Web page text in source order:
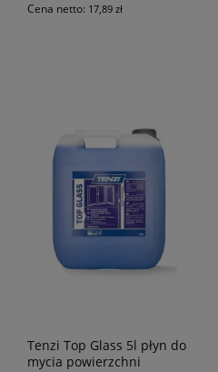
Cena netto: 17,89 zł
Tenzi Top Glass 5l płyn do
mycia powierzchni